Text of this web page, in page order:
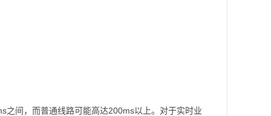
之间，而普通线路可能高达200ms以上。对于实时业